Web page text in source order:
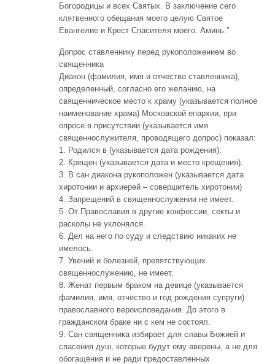
Богородицы и всех Святых. В заключение сего
клятвенного обещания моего целую Святое
Евангелие и Крест Спасителя моего. Аминь.”
Допрос ставленнику перед рукоположением во
священника
Диакон (фамилия, имя и отчество ставленника),
определенный, согласно его желанию, на
священническое место к храму (указывается полное
наименование храма) Московской епархии, при
опросе в присутствии (указывается имя
священнослужителя, проводящего допрос) показал:
1. Родился в (указывается дата рождения).
2. Крещен (указывается дата и место крещения).
3. В сан диакона рукоположен (указывается дата
хиротонии и архиерей – совершитель хиротонии)
4. Запрещений в священнослужении не имеет.
5. От Православия в другие конфессии, секты и
расколы не уклонялся.
6. Дел на него по суду и следствию никаких не
имелось.
7. Увечий и болезней, препятствующих
священнослужению, не имеет.
8. Женат первым браком на девице (указывается
фамилия, имя, отчество и год рождения супруги)
православного вероисповедания. До этого в
гражданском браке ни с кем не состоял.
9. Сан священника избирает для славы Божией и
спасения душ, которые будут ему вверены, а не для
обогащения и не ради предоставленных